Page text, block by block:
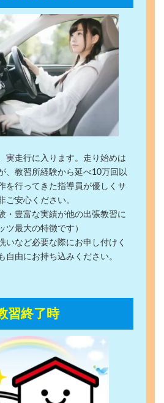
実走行に入ります。走り始めは
、教習所経験から延べ10万回以
を行ってきた指導員が優しくサ
ご安心ください。
・豊富な実績が他の出張教習に
ツ最大の特徴です）
いなど必要な際にお申し付けく
自由にお持ち込みください。
習終了時